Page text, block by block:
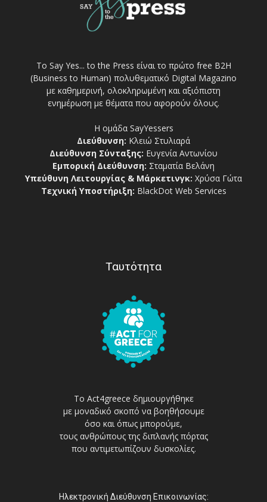
Το Say Yes... to the Press είναι το πρώτο free Β2Η
(Business to Human) πολυθεματικό Digital Magazino
με καθημερινή, ολοκληρωμένη και αξιόπιστη
ενημέρωση με θέματα που αφορούν όλους.
Η ομάδα SayYessers
Διεύθυνση: Κλειώ Στυλιαρά
Διεύθυνση Σύνταξης: Ευγενία Αντωνίου
Εμπορική Διεύθυνση: Σταματία Βελάνη
Υπεύθυνη Λειτουργίας & Μάρκετινγκ: Χρύσα Γώτα
Τεχνική Υποστήριξη: BlackDot Web Services
Ταυτότητα
Το Act4greece δημιουργήθηκε
με μοναδικό σκοπό να βοηθήσουμε
όσο και όπως μπορούμε,
τους ανθρώπους της διπλανής πόρτας
που αντιμετωπίζουν δυσκολίες.
Ηλεκτρονική Διεύθυνση Επικοινωνίας: